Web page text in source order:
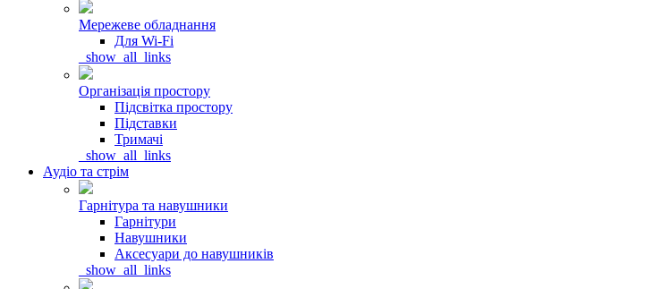
Мережеве обладнання
Для Wi-Fi
_show_all_links
Організація простору
Підсвітка простору
Підставки
Тримачі
_show_all_links
Аудіо та стрім
Гарнітура та навушники
Гарнітури
Навушники
Аксесуари до навушників
_show_all_links